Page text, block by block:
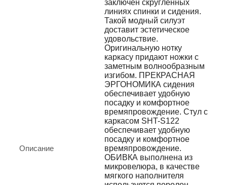
Описание
заключен скругленных
линиях спинки и сидения.
Такой модный силуэт
доставит эстетическое
удовольствие.
Оригинальную нотку
каркасу придают ножки с
заметным волнообразным
изгибом. ПРЕКРАСНАЯ
ЭРГОНОМИКА сидения
обеспечивает удобную
посадку и комфортное
времяпровождение. Стул с
каркасом SHT-S122
обеспечивает удобную
посадку и комфортное
времяпровождение.
ОБИВКА выполнена из
микровелюра, в качестве
мягкого наполнителя